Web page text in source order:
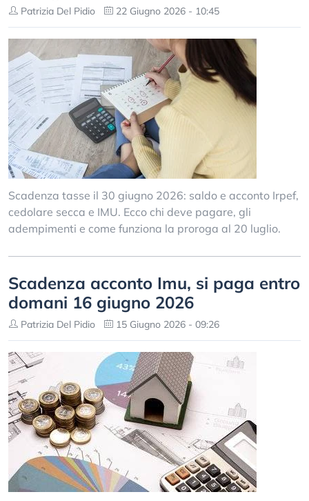
Patrizia Del Pidio 22 Giugno 2026 - 10:45
Scadenza tasse il 30 giugno 2026: saldo e acconto Irpef,
cedolare secca e IMU. Ecco chi deve pagare, gli
adempimenti e come funziona la proroga al 20 luglio.
Scadenza acconto Imu, si paga entro
domani 16 giugno 2026
Patrizia Del Pidio 15 Giugno 2026 - 09:26